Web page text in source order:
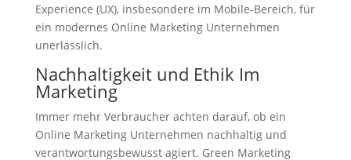
Experience (UX), insbesondere im Mobile-Bereich, für
ein modernes Online Marketing Unternehmen
unerlässlich.
Nachhaltigkeit und Ethik Im
Marketing
Immer mehr Verbraucher achten darauf, ob ein
Online Marketing Unternehmen nachhaltig und
verantwortungsbewusst agiert. Green Marketing